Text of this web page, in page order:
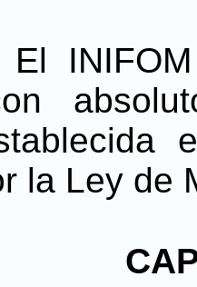
El
la Ley de